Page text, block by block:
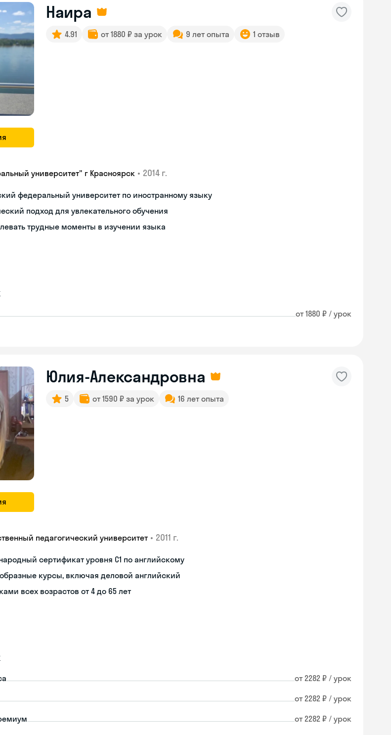
Наира
4.91 от 1880 ₽ за урок 9 лет опыта 1 отзыв
университет" г Красноярск • 2014 г.
федеральный университет по иностранному языку
подход для увлекательного обучения
трудные моменты в изучении языка
от 1880 ₽ / урок
Юлия-Александровна
5 от 1590 ₽ за урок 16 лет опыта
педагогический университет • 2011 г.
сертификат уровня C1 по английскому
курсы, включая деловой английский
всех возрастов от 4 до 65 лет
от 2282 ₽ / урок
от 2282 ₽ / урок
от 2282 ₽ / урок
Skyeng Chat